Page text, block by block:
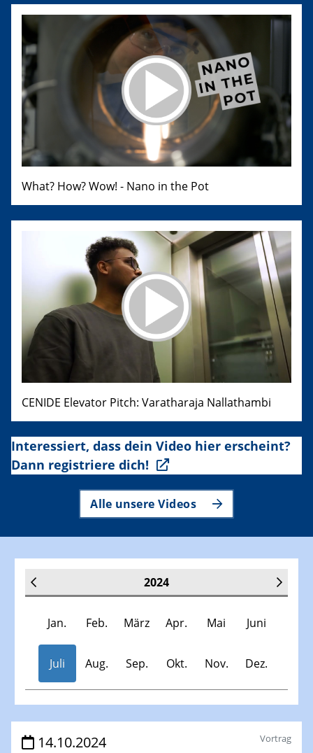
What? How? Wow! - Nano in the Pot
CENIDE Elevator Pitch: Varatharaja Nallathambi
Interessiert, dass dein Video hier erscheint?
Dann registriere dich!
Alle unsere Videos
2024
Jan. Feb. März Apr. Mai Juni
Juli Aug. Sep. Okt. Nov. Dez.
Veranstaltungen
14.10.2024 Vortrag